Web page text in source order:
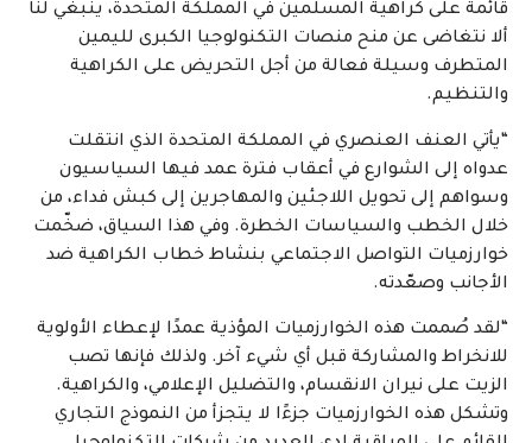
قائمة على كراهية المسلمين في المملكة المتحدة، ينبغي لنا
ألا نتغاضى عن منح منصات التكنولوجيا الكبرى لليمين
المتطرف وسيلة فعالة من أجل التحريض على الكراهية
والتنظيم.
“يأتي العنف العنصري في المملكة المتحدة الذي انتقلت
عدواه إلى الشوارع في أعقاب فترة عمد فيها السياسيون
وسواهم إلى تحويل اللاجئين والمهاجرين إلى كبش فداء، من
خلال الخطب والسياسات الخطرة. وفي هذا السياق، ضخّمت
خوارزميات التواصل الاجتماعي بنشاط خطاب الكراهية ضد
الأجانب وصعّدته.
“لقد صُممت هذه الخوارزميات المؤذية عمدًا لإعطاء الأولوية
للانخراط والمشاركة قبل أي شيء آخر. ولذلك فإنها تصب
الزيت على نيران الانقسام، والتضليل الإعلامي، والكراهية.
وتشكل هذه الخوارزميات جزءًا لا يتجزأ من النموذج التجاري